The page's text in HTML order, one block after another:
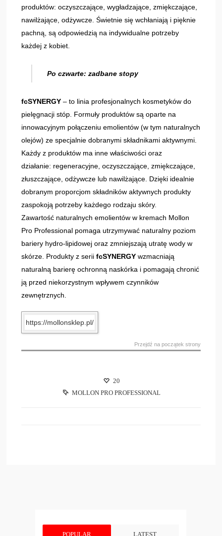
produktów: oczyszczające, wygładzające, zmiękczające,
nawilżające, odżywcze. Świetnie się wchłaniają i pięknie
pachną, są odpowiedzią na indywidualne potrzeby
każdej z kobiet.
Po czwarte: zadbane stopy
fcSYNERGY – to linia profesjonalnych kosmetyków do
pielęgnacji stóp. Formuły produktów są oparte na
innowacyjnym połączeniu emolientów (w tym naturalnych
olejów) ze specjalnie dobranymi składnikami aktywnymi.
Każdy z produktów ma inne właściwości oraz
działanie: regeneracyjne, oczyszczające, zmiękczające,
złuszczające, odżywcze lub nawilżające. Dzięki idealnie
dobranym proporcjom składników aktywnych produkty
zaspokoją potrzeby każdego rodzaju skóry.
Zawartość naturalnych emolientów w kremach Mollon
Pro Professional pomaga utrzymywać naturalny poziom
bariery hydro-lipidowej oraz zmniejszają utratę wody w
skórze. Produkty z seriifcSYNERGY wzmacniają
naturalną barierę ochronną naskórka i pomagają chronić
ją przed niekorzystnym wpływem czynników
zewnętrznych.
https://mollonsklep.pl/
Przejdź na początek strony
20
MOLLON PRO PROFESSIONAL
POPULAR LATEST